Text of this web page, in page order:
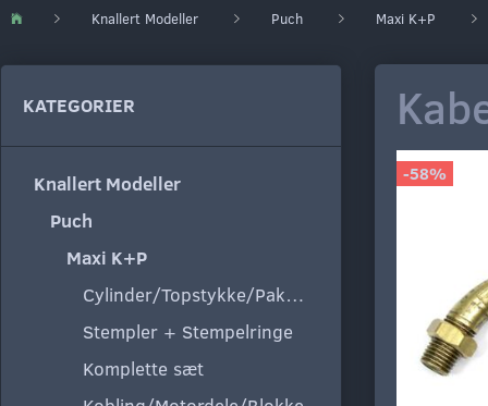
Knallert Modeller Puch Maxi K+P
KATEGORIER
Knallert Modeller
Puch
Maxi K+P
Cylinder/Topstykke/Pakning
Stempler + Stempelringe
Komplette sæt
-58%